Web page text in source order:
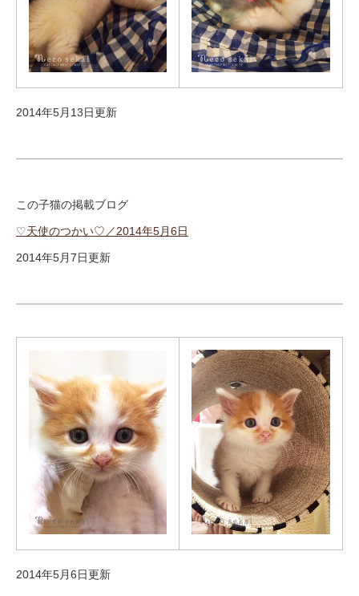
2014年5月13日更新
この子猫の掲載ブログ
♡天使のつかい♡／2014年5月6日
2014年5月7日更新
2014年5月6日更新